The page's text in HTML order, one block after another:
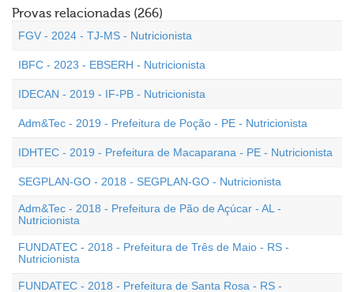
Provas relacionadas (266)
FGV - 2024 - TJ-MS - Nutricionista
IBFC - 2023 - EBSERH - Nutricionista
IDECAN - 2019 - IF-PB - Nutricionista
Adm&Tec - 2019 - Prefeitura de Poção - PE - Nutricionista
IDHTEC - 2019 - Prefeitura de Macaparana - PE - Nutricionista
SEGPLAN-GO - 2018 - SEGPLAN-GO - Nutricionista
Adm&Tec - 2018 - Prefeitura de Pão de Açúcar - AL -
Nutricionista
FUNDATEC - 2018 - Prefeitura de Três de Maio - RS -
Nutricionista
FUNDATEC - 2018 - Prefeitura de Santa Rosa - RS -